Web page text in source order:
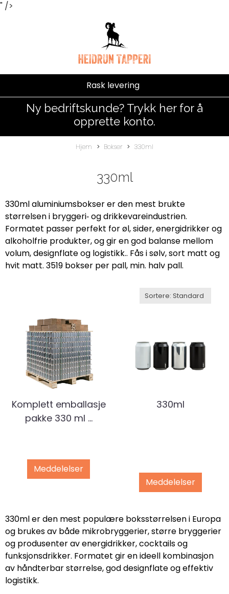
" />
Rask levering
Ny bedriftskunde? Trykk her for å
opprette konto.
Hjem Bokser 330ml
330ml
330ml aluminiumsbokser er den mest brukte
størrelsen i bryggeri‑ og drikkevareindustrien.
Formatet passer perfekt for øl, sider, energidrikker og
alkoholfrie produkter, og gir en god balanse mellom
volum, designflate og logistikk.. Fås i sølv, sort matt og
hvit matt. 3519 bokser per pall, min. halv pall.
Komplett emballasje
pakke 330 ml ...
Meddelelser
330ml
Meddelelser
330ml er den mest populære boksstørrelsen i Europa
og brukes av både mikrobryggerier, større bryggerier
og produsenter av energidrikker, cocktails og
funksjonsdrikker. Formatet gir en ideell kombinasjon
av håndterbar størrelse, god designflate og effektiv
logistikk.